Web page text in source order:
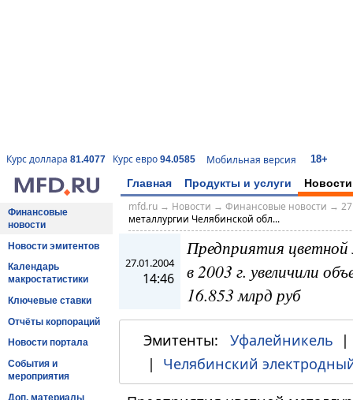
Курс доллара 81.4077 Курс евро 94.0585 Мобильная версия 18+
Главная Продукты и услуги Новости
Финансовые
новости
Новости эмитентов
Календарь
макростатистики
Ключевые ставки
Отчёты корпораций
Новости портала
События и
мероприятия
Доп. материалы
mfd.ru→ Новости → Финансовые новости →
металлургии Челябинской обл...
27.01.2004
14:46
Предприятия цветной
в 2003 г. увеличили
16.853 млрд руб
Эмитенты: Уфалейникель
| Челябинский